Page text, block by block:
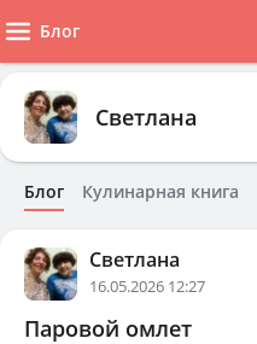
Блог
Светлана
Блог Кулинарная книга
Светлана
16.05.2026 12:27
Паровой омлет